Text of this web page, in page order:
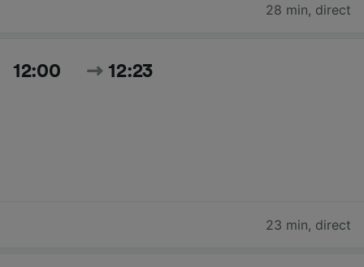
28 min, direct
12:00 12:23
23 min, direct